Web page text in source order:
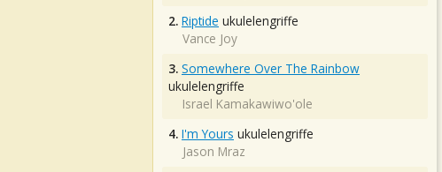
2. Riptide ukulelengriffe
Vance Joy
3. Somewhere Over The Rainbow
ukulelengriffe
Israel Kamakawiwo'ole
4. I'm Yours ukulelengriffe
Jason Mraz